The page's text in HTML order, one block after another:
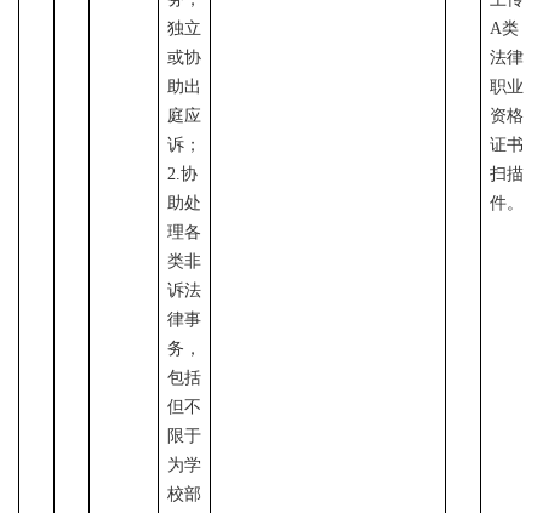
独立
或协
助出
庭应
诉；
2.协
助处
理各
类非
诉法
律事
务，
包括
但不
限于
为学
校部
A类
法律
职业
资格
证书
扫描
件。